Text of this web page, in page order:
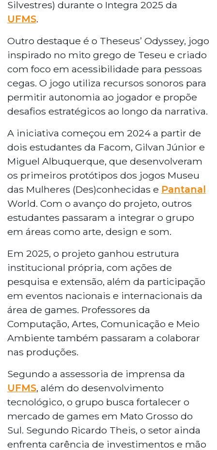
Silvestres) durante o Integra 2025 da
UFMS.
Outro destaque é o Theseus’ Odyssey, jogo
inspirado no mito grego de Teseu e criado
com foco em acessibilidade para pessoas
cegas. O jogo utiliza recursos sonoros para
permitir autonomia ao jogador e propõe
desafios estratégicos ao longo da narrativa.
A iniciativa começou em 2024 a partir de
dois estudantes da Facom, Gilvan Júnior e
Miguel Albuquerque, que desenvolveram
os primeiros protótipos dos jogos Museu
das Mulheres (Des)conhecidas e Pantanal
World. Com o avanço do projeto, outros
estudantes passaram a integrar o grupo
em áreas como arte, design e som.
Em 2025, o projeto ganhou estrutura
institucional própria, com ações de
pesquisa e extensão, além da participação
em eventos nacionais e internacionais da
área de games. Professores da
Computação, Artes, Comunicação e Meio
Ambiente também passaram a colaborar
nas produções.
Segundo a assessoria de imprensa da
UFMS, além do desenvolvimento
tecnológico, o grupo busca fortalecer o
mercado de games em Mato Grosso do
Sul. Segundo Ricardo Theis, o setor ainda
enfrenta carência de investimentos e mão